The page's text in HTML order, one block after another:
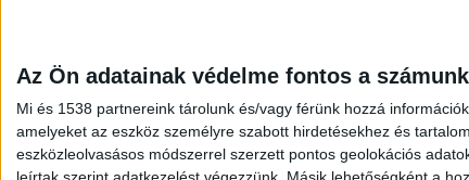
Az Ön adatainak védelme fontos a
Mi és 1538 partnereink tárolunk és/vagy férünk hozzá
amelyeket az eszköz személyre szabott hirdetésekhez és
eszközleolvasásos módszerrel szerzett pontos geolokációs